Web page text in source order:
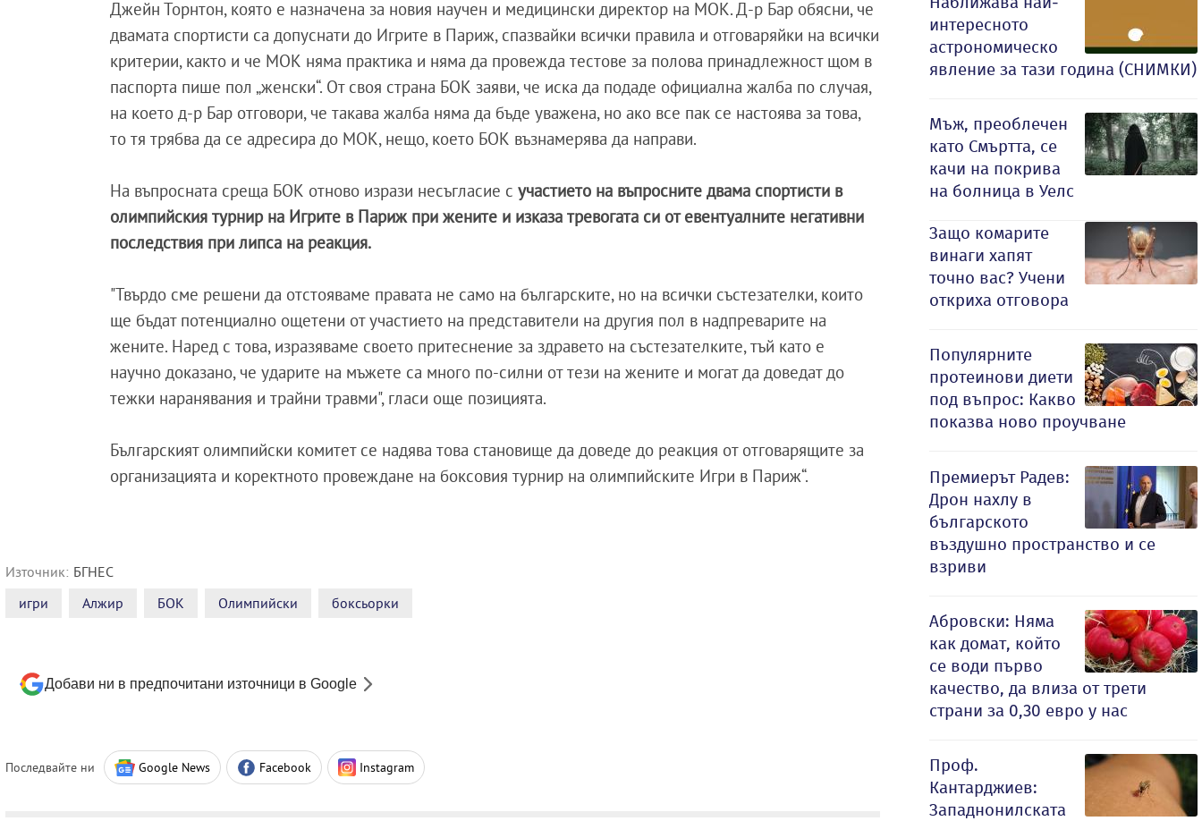
Джейн Торнтон, която е назначена за новия научен и медицински директор на МОК. Д-р Бар обясни, че
двамата спортисти са допуснати до Игрите в Париж, спазвайки всички правила и отговаряйки на всички
критерии, както и че МОК няма практика и няма да провежда тестове за полова принадлежност щом в
паспорта пише пол „женски“. От своя страна БОК заяви, че иска да подаде официална жалба по случая,
на което д-р Бар отговори, че такава жалба няма да бъде уважена, но ако все пак се настоява за това,
то тя трябва да се адресира до МОК, нещо, което БОК възнамерява да направи.
На въпросната среща БОК отново изрази несъгласие сучастието на въпросните двама спортисти в
олимпийския турнир на Игрите в Париж при жените и изказа тревогата си от евентуалните негативни
последствия при липса на реакция.
"Твърдо сме решени да отстояваме правата не само на българските, но на всички състезателки, които
ще бъдат потенциално ощетени от участието на представители на другия пол в надпреварите на
жените. Наред с това, изразяваме своето притеснение за здравето на състезателките, тъй като е
научно доказано, че ударите на мъжете са много по-силни от тези на жените и могат да доведат до
тежки наранявания и трайни травми", гласи още позицията.
Българският олимпийски комитет се надява това становище да доведе до реакция от отговарящите за
организацията и коректното провеждане на боксовия турнир на олимпийските Игри в Париж“.
Източник: БГНЕС
игри
Алжир БОК Олимпийски боксьорки
Добави ни в предпочитани източници в Google
Последвайте ни Google News Facebook Instagram
интересното
астрономическо
явление за тази година (СНИМКИ)
Мъж, преоблечен
като Смъртта, се
качи на покрива
на болница в Уелс
Защо комарите
винаги хапят
точно вас? Учени
откриха отговора
Популярните
протеинови диети
под въпрос: Какво
показва ново проучване
Премиерът Радев:
Дрон нахлу в
българското
въздушно пространство и се
взриви
Абровски: Няма
как домат, който
се води първо
качество, да влиза от трети
страни за 0,30 евро у нас
Проф.
Кантарджиев:
Западнонилската